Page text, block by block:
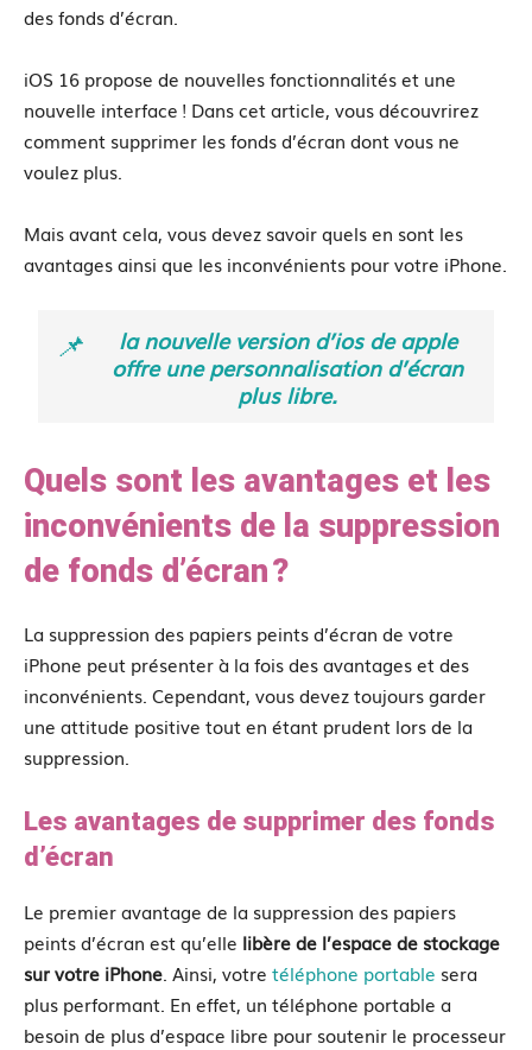
des fonds d’écran.
iOS 16 propose de nouvelles fonctionnalités et une
nouvelle interface ! Dans cet article, vous découvrirez
comment supprimer les fonds d’écran dont vous ne
voulez plus.
Mais avant cela, vous devez savoir quels en sont les
avantages ainsi que les inconvénients pour votre iPhone.
la nouvelle version d’ios de apple
offre une personnalisation d’écran
plus libre.
Quels sont les avantages et les
inconvénients de la suppression
de fonds d’écran ?
La suppression des papiers peints d’écran de votre
iPhone peut présenter à la fois des avantages et des
inconvénients. Cependant, vous devez toujours garder
une attitude positive tout en étant prudent lors de la
suppression.
Les avantages de supprimer des fonds
d’écran
Le premier avantage de la suppression des papiers
peints d’écran est qu’elle libère de l’espace de stockage
sur votre iPhone. Ainsi, votre téléphone portable sera
plus performant. En effet, un téléphone portable a
besoin de plus d’espace libre pour soutenir le processeur